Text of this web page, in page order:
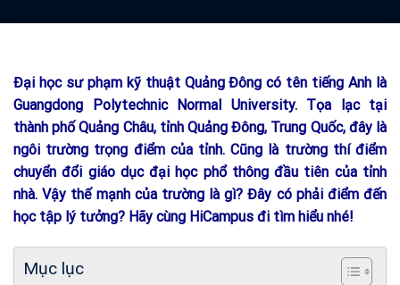
Đại học sư phạm kỹ thuật Quảng Đông có tên tiếng Anh là
Guangdong Polytechnic Normal University. Tọa lạc tại
thành phố Quảng Châu, tỉnh Quảng Đông, Trung Quốc, đây là
ngôi trường trọng điểm của tỉnh. Cũng là trường thí điểm
chuyển đổi giáo dục đại học phổ thông đầu tiên của tỉnh
nhà. Vậy thế mạnh của trường là gì? Đây có phải điểm đến
học tập lý tưởng? Hãy cùng HiCampus đi tìm hiểu nhé!
Mục lục